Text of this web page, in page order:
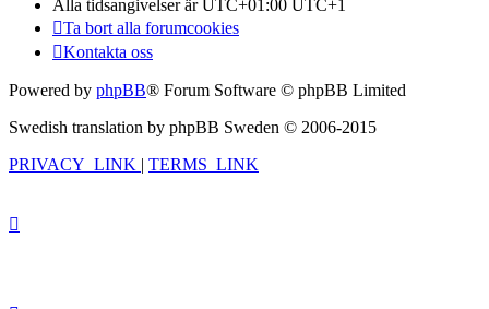
Alla tidsangivelser är UTC+01:00 UTC+1
Ta bort alla forumcookies
Kontakta oss
Powered by phpBB® Forum Software © phpBB Limited
Swedish translation by phpBB Sweden © 2006-2015
PRIVACY_LINK | TERMS_LINK